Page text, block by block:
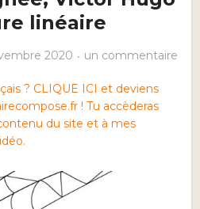
linéaire
2020 un commentaire
? CLIQUE ICI et deviens
! Tu accèderas
du site et à mes